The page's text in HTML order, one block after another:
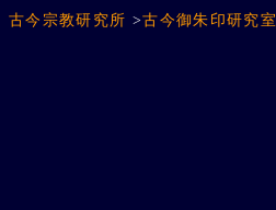
古今宗教研究所 >古今御朱印研究室